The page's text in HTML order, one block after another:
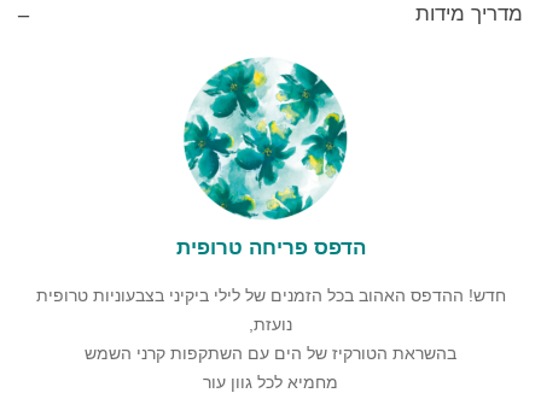
מדריך מידות
הדפס פריחה טרופית
חדש! ההדפס האהוב בכל הזמנים של לילי ביקיני בצבעוניות טרופית
נועזת,
בהשראת הטורקיז של הים עם השתקפות קרני השמש
מחמיא לכל גוון עור